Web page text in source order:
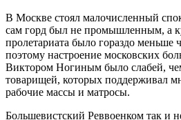
В Москве стоял малочисленный
сам горд был не промышленным, а
пролетариата было гораздо
поэтому настроение московских
Виктором Ногиным было слабей,
товарищей, которых поддерживал
рабочие массы и матросы.
Большевистский Реввоенком так и